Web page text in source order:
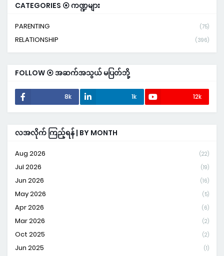
CATEGORIES ⦿ ကဏ္ဍများ
PARENTING (75)
RELATIONSHIP (396)
FOLLOW ⦿ အဆက်အသွယ် မပြတ်ဘို့
8k 1k 12k
လအလိုက် ကြည့်ရန် | BY MONTH
Aug 2026 (22)
Jul 2026 (19)
Jun 2026 (16)
May 2026 (5)
Apr 2026 (6)
Mar 2026 (2)
Oct 2025 (2)
Jun 2025 (1)